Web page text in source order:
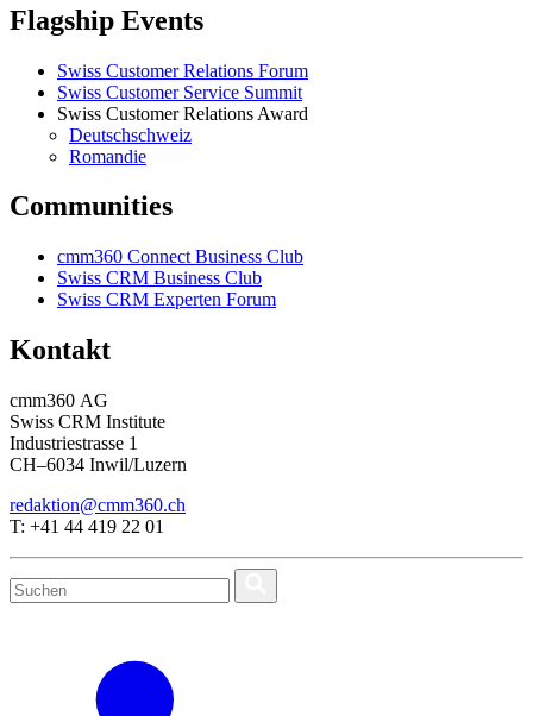
Flagship Events
Swiss Customer Relations Forum
Swiss Customer Service Summit
Swiss Customer Relations Award
Deutschschweiz
Romandie
Communities
cmm360 Connect Business Club
Swiss CRM Business Club
Swiss CRM Experten Forum
Kontakt
cmm360 AG
Swiss CRM Institute
Industriestrasse 1
CH–6034 Inwil/Luzern
redaktion@cmm360.ch
T: +41 44 419 22 01